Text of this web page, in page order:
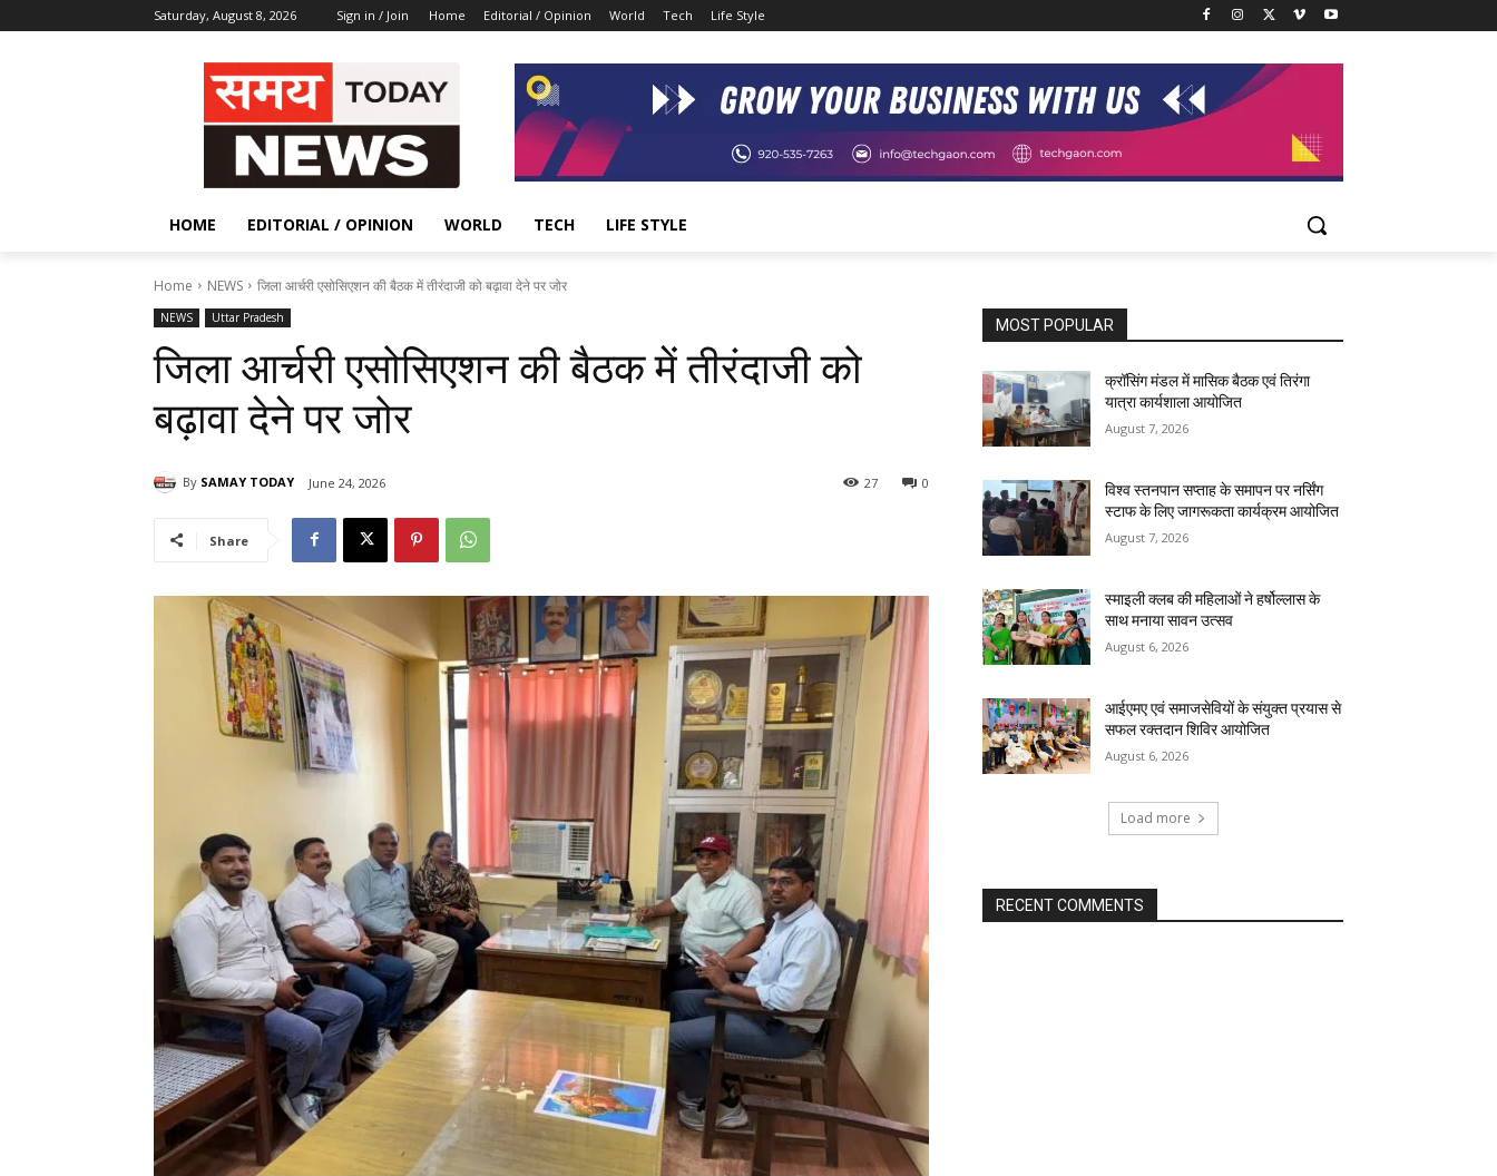
Saturday, August 8, 2026 Sign in / Join Home Editorial / Opinion World Tech Life Style
HOME EDITORIAL / OPINION WORLD TECH LIFE STYLE
Home NEWS जिला आर्चरी एसोसिएशन की बैठक में तीरंदाजी को बढ़ावा देने पर जोर
NEWS Uttar Pradesh
जिला आर्चरी एसोसिएशन की बैठक में तीरंदाजी को
बढ़ावा देने पर जोर
By SAMAY TODAY June 24, 2026 0
27
Share
MOST POPULAR
क्रॉसिंग मंडल में मासिक बैठक एवं तिरंगा
यात्रा कार्यशाला आयोजित
August 7, 2026
विश्व स्तनपान सप्ताह के समापन पर नर्सिंग
स्टाफ के लिए जागरूकता कार्यक्रम आयोजित
August 7, 2026
स्माइली क्लब की महिलाओं ने हर्षोल्लास के
साथ मनाया सावन उत्सव
August 6, 2026
आईएमए एवं समाजसेवियों के संयुक्त प्रयास से
सफल रक्तदान शिविर आयोजित
August 6, 2026
Load more
RECENT COMMENTS